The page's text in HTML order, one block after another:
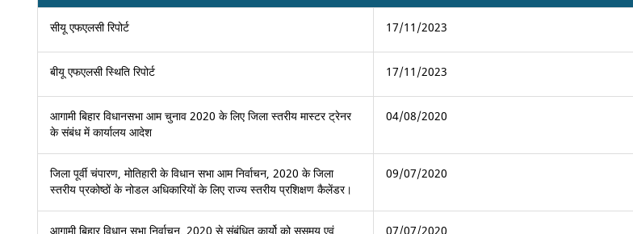
सीयू एफएलसी रिपोर्ट 17/11/2023
बीयू एफएलसी स्थिति रिपोर्ट 17/11/2023
आगामी बिहार विधानसभा आम चुनाव 2020 के लिए जिला स्तरीय मास्टर ट्रेनर
के संबंध में कार्यालय आदेश
04/08/2020
जिला पूर्वी चंपारण, मोतिहारी के विधान सभा आम निर्वाचन, 2020 के जिला
स्तरीय प्रकोष्ठों के नोडल अधिकारियों के लिए राज्य स्तरीय प्रशिक्षण कैलेंडर।
09/07/2020